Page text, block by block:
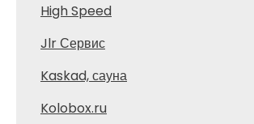
High Speed
Jlr Сервис
Kaskad, сауна
Kolobox.ru